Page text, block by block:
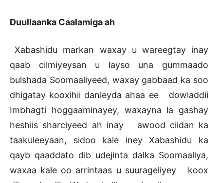
Duullaanka Caalamiga ah
Xabashidu markan waxay u wareegtay inay
qaab cilmiyeysan u layso una gummaado
bulshada Soomaaliyeed, waxay gabbaad ka soo
dhigatay kooxihii danleyda ahaa ee dowladdii
Imbhagti hoggaaminayey, waxayna la gashay
heshiis sharciyeed ah inay awood ciidan ka
taakuleeyaan, sidoo kale iney Xabashidu ka
qayb qaaddato dib udejinta dalka Soomaaliya,
waxaa kale oo arrintaas u suurageliyey koox